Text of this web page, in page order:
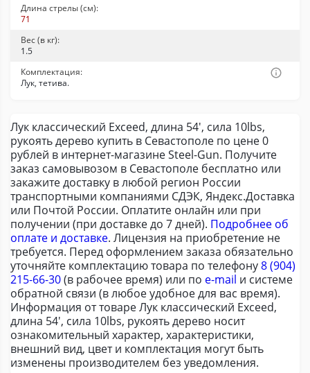
Длина стрелы (см):
71
Вес (в кг):
1.5
Комплектация:
Лук, тетива.
Лук классический Exceed, длина 54', сила 10lbs,
рукоять дерево купить в Севастополе по цене 0
рублей в интернет-магазине Steel-Gun. Получите
заказ самовывозом в Севастополе бесплатно или
закажите доставку в любой регион России
транспортными компаниями СДЭК, Яндекс.Доставка
или Почтой России. Оплатите онлайн или при
получении (при доставке до 7 дней). Подробнее об
оплате и доставке. Лицензия на приобретение не
требуется. Перед оформлением заказа обязательно
уточняйте комплектацию товара по телефону8 (904)
215-66-30(в рабочее время) или по e-mail и системе
обратной связи (в любое удобное для вас время).
Информация от товаре Лук классический Exceed,
длина 54', сила 10lbs, рукоять дерево носит
ознакомительный характер, характеристики,
внешний вид, цвет и комплектация могут быть
изменены производителем без уведомления.